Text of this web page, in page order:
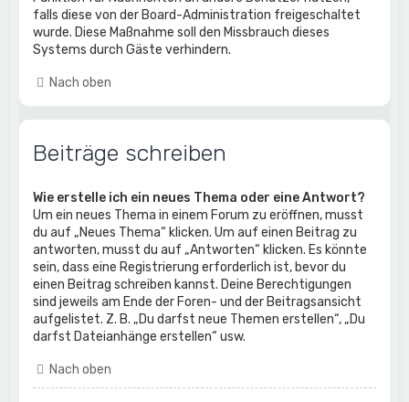
falls diese von der Board-Administration freigeschaltet
wurde. Diese Maßnahme soll den Missbrauch dieses
Systems durch Gäste verhindern.
Nach oben
Beiträge schreiben
Wie erstelle ich ein neues Thema oder eine Antwort?
Um ein neues Thema in einem Forum zu eröffnen, musst
du auf „Neues Thema“ klicken. Um auf einen Beitrag zu
antworten, musst du auf „Antworten“ klicken. Es könnte
sein, dass eine Registrierung erforderlich ist, bevor du
einen Beitrag schreiben kannst. Deine Berechtigungen
sind jeweils am Ende der Foren- und der Beitragsansicht
aufgelistet. Z. B. „Du darfst neue Themen erstellen“, „Du
darfst Dateianhänge erstellen“ usw.
Nach oben